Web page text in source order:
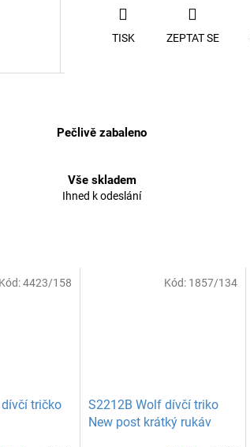
TISK ZEPTAT SE
Pečlivě zabaleno
Vše skladem
Ihned k odeslání
tričko
Kód:4423/158
S2212B Wolf dívčí triko
New post krátký rukáv
Kód: 1857/134